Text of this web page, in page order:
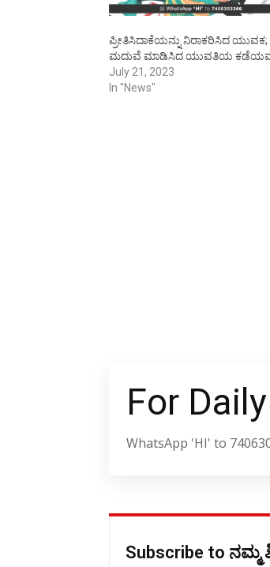
ಪ್ರೀತಿಸಿದಾಕೆಯನ್ನು ನಿರಾಕರಿಸಿದ
ಮದುವೆ ಮಾಡಿಸಿದ ಯುವತಿಯ
July 21, 2023
In "News"
For
WhatsApp 'HI' to
Subscribe to ನಮ್ಮ